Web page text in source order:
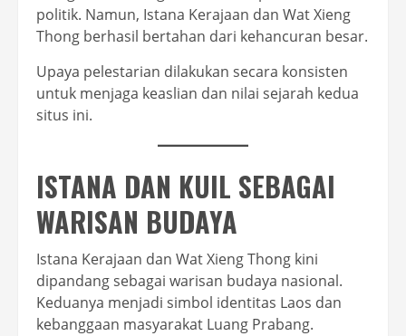
politik. Namun, Istana Kerajaan dan Wat Xieng
Thong berhasil bertahan dari kehancuran besar.
Upaya pelestarian dilakukan secara konsisten
untuk menjaga keaslian dan nilai sejarah kedua
situs ini.
ISTANA DAN KUIL SEBAGAI
WARISAN BUDAYA
Istana Kerajaan dan Wat Xieng Thong kini
dipandang sebagai warisan budaya nasional.
Keduanya menjadi simbol identitas Laos dan
kebanggaan masyarakat Luang Prabang.